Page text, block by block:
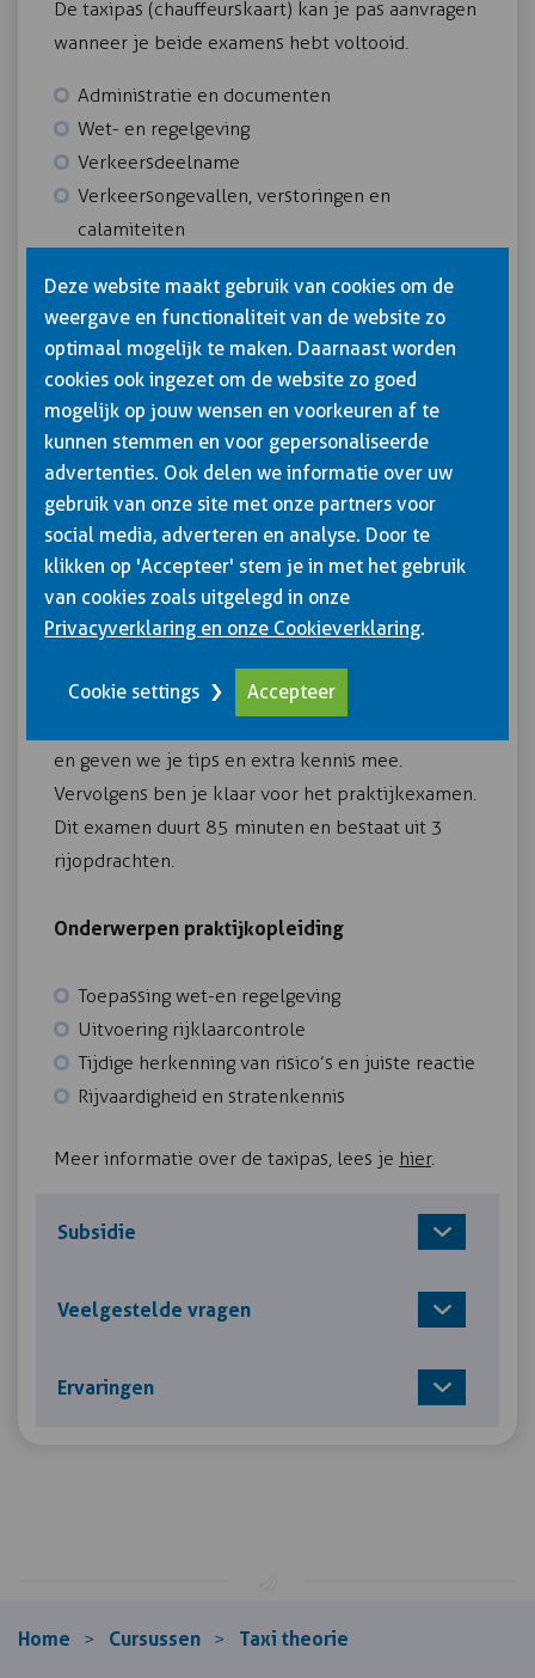
De taxipas (chauffeurskaart) kan je pas aanvragen
wanneer je beide examens hebt voltooid.
Administratie en documenten
Wet- en regelgeving
Verkeersdeelname
Verkeersongevallen, verstoringen en
calamiteiten
Oplossen van storingen
Communicatie en boordapparatuur
Klantgerichtheid en beroepshouding
Klantsoorten en gedrag
Conflictsituaties en het eigen gedrag
Handelen bij agressie
Klachtenprocedure
Route en rijtijd
Topografische kennis
In de praktijkopleiding ga je een paar uur op pad
bepalen we na de adviesles. In de
en geven we je tips en extra kennis mee.
Vervolgens ben je klaar voor het praktijkexamen.
Dit examen duurt 85 minuten en bestaat uit 3
rijopdrachten.
Onderwerpen praktijkopleiding
Toepassing wet-en regelgeving
Uitvoering rijklaarcontrole
Tijdige herkenning van risico’s en juiste reactie
Rijvaardigheid en stratenkennis
Meer informatie over de taxipas, lees je hier.
Subsidie
Veelgestelde vragen
Ervaringen
Home > Cursussen > Taxi theorie
Deze website maakt gebruik van cookies om de
weergave en functionaliteit van de website zo
optimaal mogelijk te maken. Daarnaast worden
cookies ook ingezet om de website zo goed
mogelijk op jouw wensen en voorkeuren af te
kunnen stemmen en voor gepersonaliseerde
advertenties. Ook delen we informatie over uw
gebruik van onze site met onze partners voor
social media, adverteren en analyse. Door te
klikken op 'Accepteer' stem je in met het gebruik
van cookies zoals uitgelegd in onze
Privacyverklaring en onze Cookieverklaring.
Cookie settings Accepteer